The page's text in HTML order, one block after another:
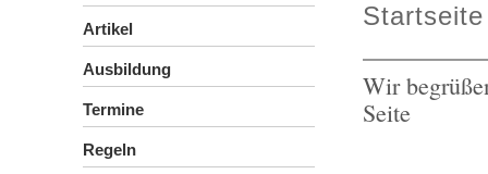
Artikel
Ausbildung
Termine
Regeln
Startseite
Wir
Seite